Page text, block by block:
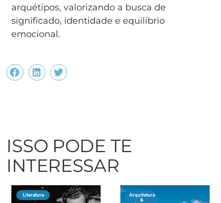
arquétipos, valorizando a busca de
significado, identidade e equilíbrio
emocional.
ISSO PODE TE
INTERESSAR
Literatura
Arquitetura
&